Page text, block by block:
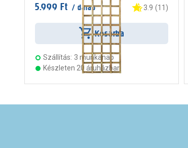
5.999 Ft / darab 3.9 (11 )
Kosárba
Szállítás: 3 munkanap
Készleten 20 áruházban